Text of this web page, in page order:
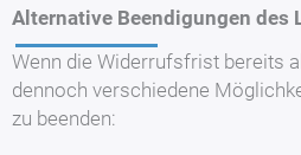
Alternative Beendigungen des
Wenn die Widerrufsfrist bereits
dennoch verschiedene
zu beenden: